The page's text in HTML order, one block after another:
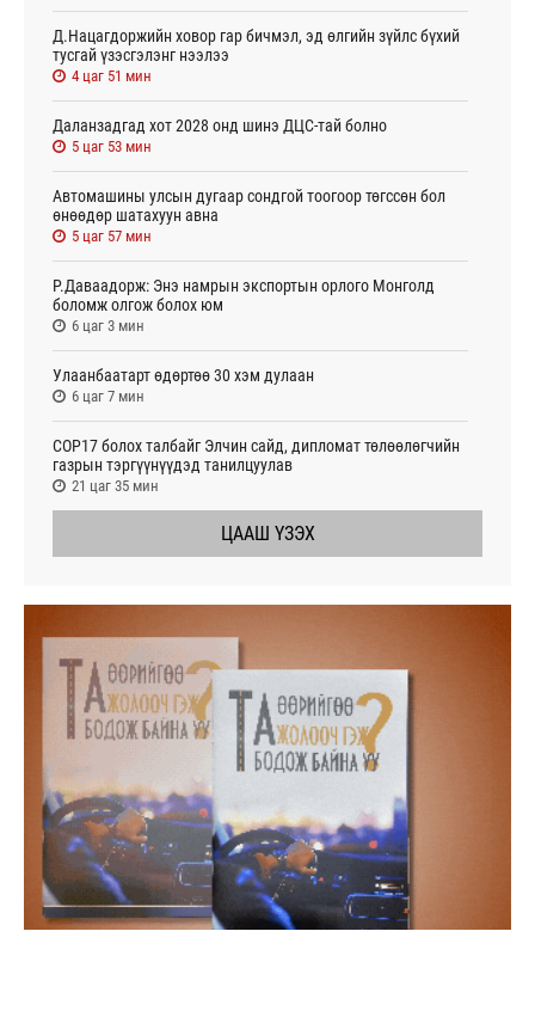
Д.Нацагдоржийн ховор гар бичмэл, эд өлгийн зүйлс бүхий
тусгай үзэсгэлэнг нээлээ
4 цаг 51 мин
Даланзадгад хот 2028 онд шинэ ДЦС-тай болно
5 цаг 53 мин
Автомашины улсын дугаар сондгой тоогоор төгссөн бол
өнөөдөр шатахуун авна
5 цаг 57 мин
Р.Даваадорж: Энэ намрын экспортын орлого Монголд
боломж олгож болох юм
6 цаг 3 мин
Улаанбаатарт өдөртөө 30 хэм дулаан
6 цаг 7 мин
СОР17 болох талбайг Элчин сайд, дипломат төлөөлөгчийн
газрын тэргүүнүүдэд танилцуулав
21 цаг 35 мин
ЦААШ ҮЗЭХ